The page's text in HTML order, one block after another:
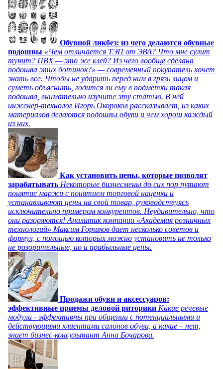
Обувной ликбез: из чего делаются обувные
подошвы «Чем отличается ТЭП от ЭВА? Что мне сулит
тунит? ПВХ — это же клей? Из чего вообще сделана
подошва этих ботинок?» — современный покупатель хочет
знать все. Чтобы не ударить перед ним в грязь лицом и
суметь объяснить, годится ли ему в подметки такая
подошва, внимательно изучите эту статью. В ней
инженер-технолог Игорь Окороков рассказывает, из каких
материалов делаются подошвы обуви и чем хорош каждый
из них.
Как установить цены, которые позволят
зарабатывать Некоторые бизнесмены до сих пор путают
понятие маржи с понятием торговой наценки и
устанавливают цены на свой товар, руководствуясь
исключительно примером конкурентов. Неудивительно, что
они разоряются! Аналитик компании «Академия розничных
технологий» Максим Горшков дает несколько советов и
формул, с помощью которых можно установить не только
не разорительные, но и прибыльные цены.
Продажи обуви и аксессуаров:
эффективные приемы деловой риторики Какие речевые
модули - эффективны при общении с потенциальными и
действующими клиентами салонов обуви, а какие – нет,
знает бизнес-консультант Анна Бочарова.